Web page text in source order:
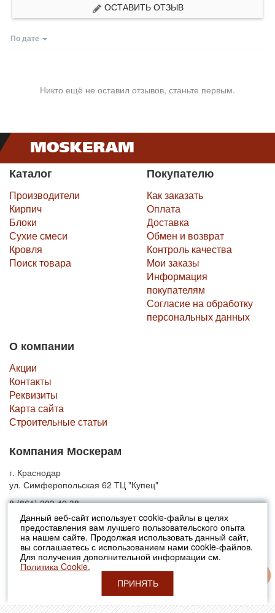
Данный веб-сайт использует cookie-файлы в целях
предоставления вам лучшего пользовательского опыта
на нашем сайте. Продолжая использовать данный сайт,
вы соглашаетесь с использованием нами cookie-файлов.
Для получения дополнительной информации см.
Политика Cookie.
ПРИНЯТЬ
ОСТАВИТЬ ОТЗЫВ
По дате
Никто ещё не оставил отзывов, станьте первым.
Каталог
Производители
Кирпич
Блоки
Сухие смеси
Кровля
Поиск товара
Покупателю
Как заказать
Оплата
Доставка
Обмен и возврат
Контроль качества
Мои заказы
Информация
покупателям
Согласие на обработку
персональных данных
О компании
Акции
Контакты
Реквизиты
Карта сайта
Строительные статьи
Компания Москерам
г. Краснодар
ул. Симферопольская 62 ТЦ "Купец"
8 (861) 203 40 38
© 2010-2026 Москерам
Указанные на сайте цены не являются публичной офертой (ст.435 ГК
РФ).
Стоимость и наличие товара просьба уточнять в офисах продаж....